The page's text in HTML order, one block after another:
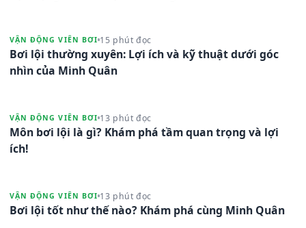
VẬN ĐỘNG VIÊN BƠI 15 phút đọc
Bơi lội thường xuyên: Lợi ích và kỹ thuật dưới góc
nhìn của Minh Quân
VẬN ĐỘNG VIÊN BƠI 13 phút đọc
Môn bơi lội là gì? Khám phá tầm quan trọng và lợi
ích!
VẬN ĐỘNG VIÊN BƠI 13 phút đọc
Bơi lội tốt như thế nào? Khám phá cùng Minh Quân